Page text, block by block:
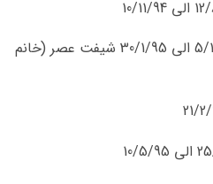
دوره میکروکنترلر ARM از 5/10/94 الی 30/1/95 شیفت عصر (خانم